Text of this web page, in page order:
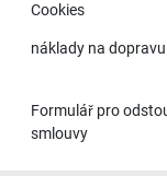
Cookies
náklady na dopravu
Formulář pro
smlouvy